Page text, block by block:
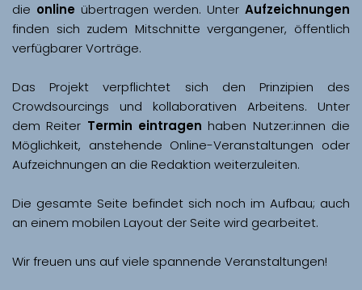
die online übertragen werden. Unter Aufzeichnungen
finden sich zudem Mitschnitte vergangener, öffentlich
Das Projekt verpflichtet sich den Prinzipien des
Crowdsourcings und kollaborativen Arbeitens. Unter
dem Reiter Termin eintragen haben Nutzer:innen die
Möglichkeit, anstehende Online-Veranstaltungen oder
Aufzeichnungen an die Redaktion weiterzuleiten.
Die gesamte Seite befindet sich noch im Aufbau; auch
Wir freuen uns auf viele spannende Veranstaltungen!